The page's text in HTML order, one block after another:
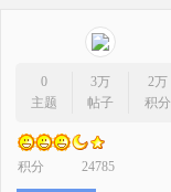
0
主题
3万
帖子
2万
积分
积分 24785